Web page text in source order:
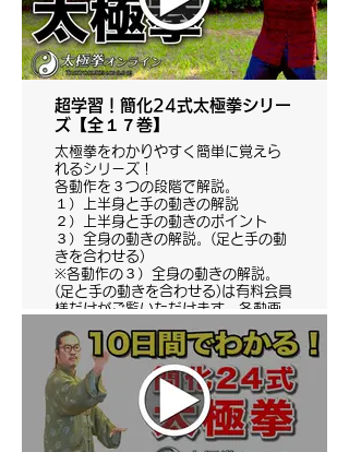
超学習！簡化24式太極拳シリー
ズ【全１７巻】
太極拳をわかりやすく簡単に覚えら
れるシリーズ！
各動作を３つの段階で解説。
１）上半身と手の動きの解説
２）上半身と手の動きのポイント
３）全身の動きの解説。(足と手の動
きを合わせる)
※各動作の３）全身の動きの解説。
(足と手の動きを合わせる)は有料会員
様だけがご覧いただけます。各動画
の前半部分１）２）はYouTubeでも
ご覧いただけます。